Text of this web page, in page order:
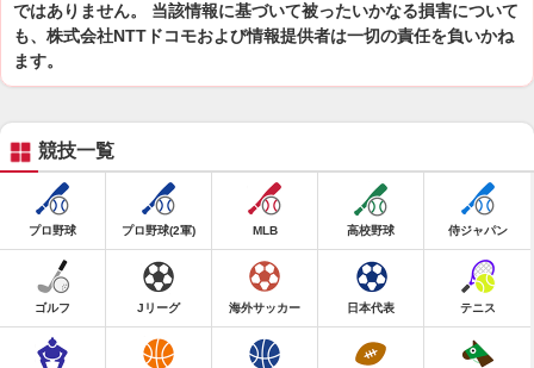
ではありません。 当該情報に基づいて被ったいかなる損害について
も、株式会社NTTドコモおよび情報提供者は一切の責任を負いかね
ます。
競技一覧
プロ野球 プロ野球(2軍) MLB 高校野球 侍ジャパン
ゴルフ Jリーグ 海外サッカー 日本代表 テニス